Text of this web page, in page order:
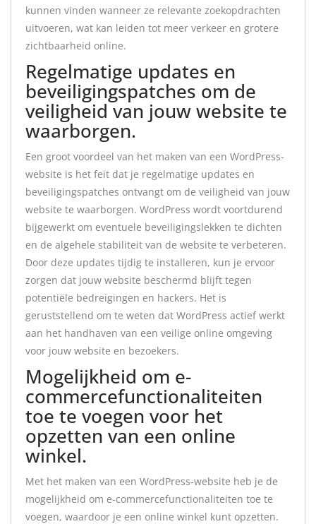
kunnen vinden wanneer ze relevante zoekopdrachten
uitvoeren, wat kan leiden tot meer verkeer en grotere
zichtbaarheid online.
Regelmatige updates en
beveiligingspatches om de
veiligheid van jouw website te
waarborgen.
Een groot voordeel van het maken van een WordPress-
website is het feit dat je regelmatige updates en
beveiligingspatches ontvangt om de veiligheid van jouw
website te waarborgen. WordPress wordt voortdurend
bijgewerkt om eventuele beveiligingslekken te dichten
en de algehele stabiliteit van de website te verbeteren.
Door deze updates tijdig te installeren, kun je ervoor
zorgen dat jouw website beschermd blijft tegen
potentiële bedreigingen en hackers. Het is
geruststellend om te weten dat WordPress actief werkt
aan het handhaven van een veilige online omgeving
voor jouw website en bezoekers.
Mogelijkheid om e-
commercefunctionaliteiten
toe te voegen voor het
opzetten van een online
winkel.
Met het maken van een WordPress-website heb je de
mogelijkheid om e-commercefunctionaliteiten toe te
voegen, waardoor je een online winkel kunt opzetten.